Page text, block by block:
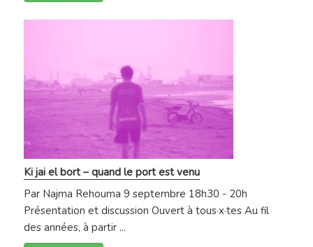
Ki jai el bort – quand le port est venu
Par Najma Rehouma 9 septembre 18h30 - 20h
Présentation et discussion Ouvert à tous·x·tes Au fil
des années, à partir ...